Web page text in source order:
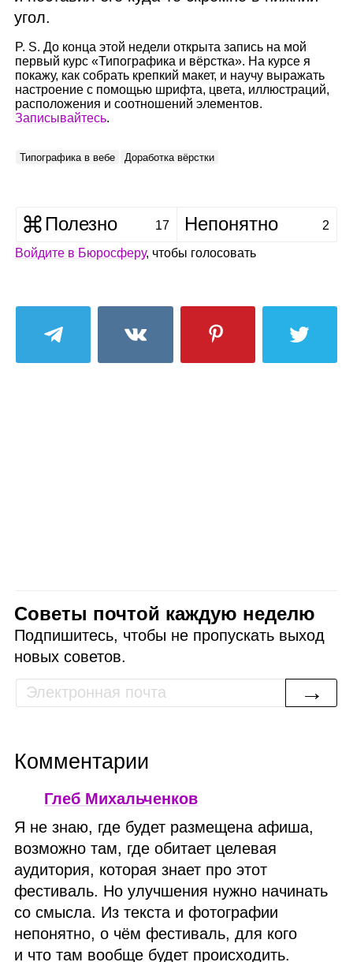
угол.
P. S. До конца этой недели открыта запись на мой
первый курс «Типографика и вёрстка». На курсе я
покажу, как собрать крепкий макет, и научу выражать
настроение с помощью шрифта, цвета, иллюстраций,
расположения и соотношений элементов.
Записывайтесь.
Типографика в вебе Доработка вёрстки
Полезно 17 Непонятно 2
Войдите в Бюросферу, чтобы голосовать
Советы почтой каждую неделю
Подпишитесь, чтобы не пропускать выход
новых советов.
→
Комментарии
Глеб Михальченков
Я не знаю, где будет размещена афиша,
возможно там, где обитает целевая
аудитория, которая знает про этот
фестиваль. Но улучшения нужно начинать
со смысла. Из текста и фотографии
непонятно, о чём фестиваль, для кого
и что там вообще будет происходить.